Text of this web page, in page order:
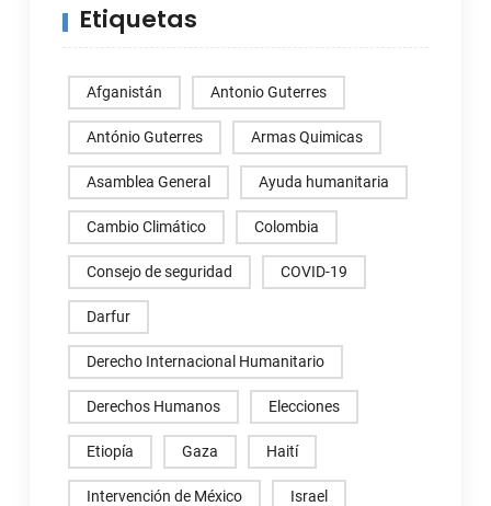
Etiquetas
Afganistán Antonio Guterres
António Guterres Armas Quimicas
Asamblea General Ayuda humanitaria
Cambio Climático Colombia
Consejo de seguridad COVID-19
Darfur
Derecho Internacional Humanitario
Derechos Humanos Elecciones
Etiopía Gaza Haití
Intervención de México Israel